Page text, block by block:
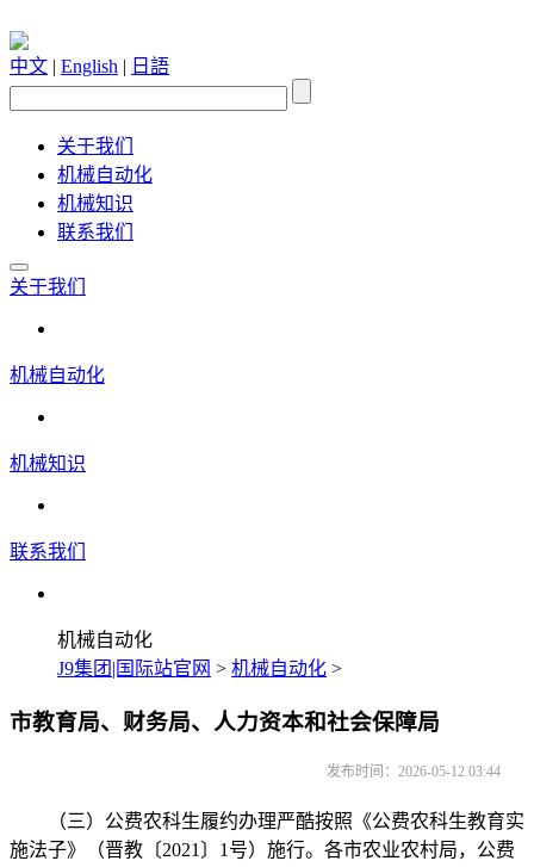
中文 | English | 日語
关于我们
机械自动化
机械知识
联系我们
关于我们
机械自动化
机械知识
联系我们
机械自动化
J9集团|国际站官网 > 机械自动化 >
市教育局、财务局、人力资本和社会保障局
发布时间：2026-05-12 03:44
（三）公费农科生履约办理严酷按照《公费农科生教育实
施法子》（晋教〔2021〕1号）施行。各市农业农村局，公费